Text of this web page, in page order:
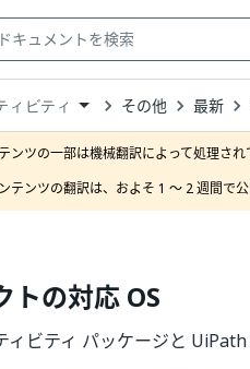
ィビティ その他 最新
ンツの一部は機械翻訳によって処理さ
テンツの翻訳は、およそ 1 ～ 2 週間で公
トの対応 OS
ィビティ パッケージと